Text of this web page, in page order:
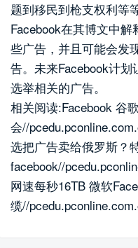
题到移民到枪支权利等等
Facebook在其博文中
些广告，并且可能会发
告。未来Facebook计
选举相关的广告。
相关阅读:Facebook 谷
会//
选把广告卖给俄罗斯？
facebook//
网速每秒16TB 微软
缆//